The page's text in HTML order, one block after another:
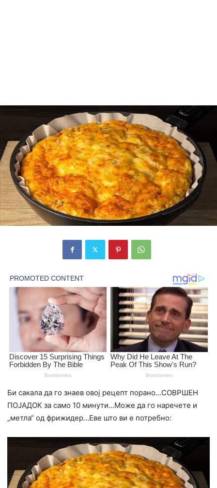
Би сакала да го знаев овој рецепт порано…СОВРШЕН
ПОЈАДОК за само 10 минути…Може да го наречете и
„метла“ од фрижидер…Еве што ви е потребно: